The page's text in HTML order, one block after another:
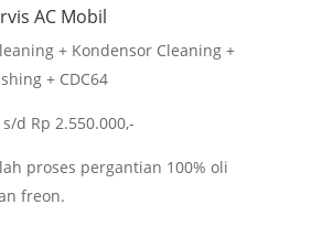
AC Mobil
+ Kondensor Cleaning +
+ CDC64
d Rp 2.550.000,-
proses pergantian 100% oli
freon.